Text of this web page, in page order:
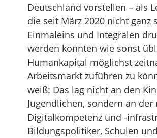
Deutschland vorstellen – als
die seit März 2020 nicht ganz
Einmaleins und Integralen
werden konnten wie sonst
Humankapital möglichst
Arbeitsmarkt zuführen zu
weiß: Das lag nicht an den
Jugendlichen, sondern an der
Digitalkompetenz und -
Bildungspolitiker, Schulen